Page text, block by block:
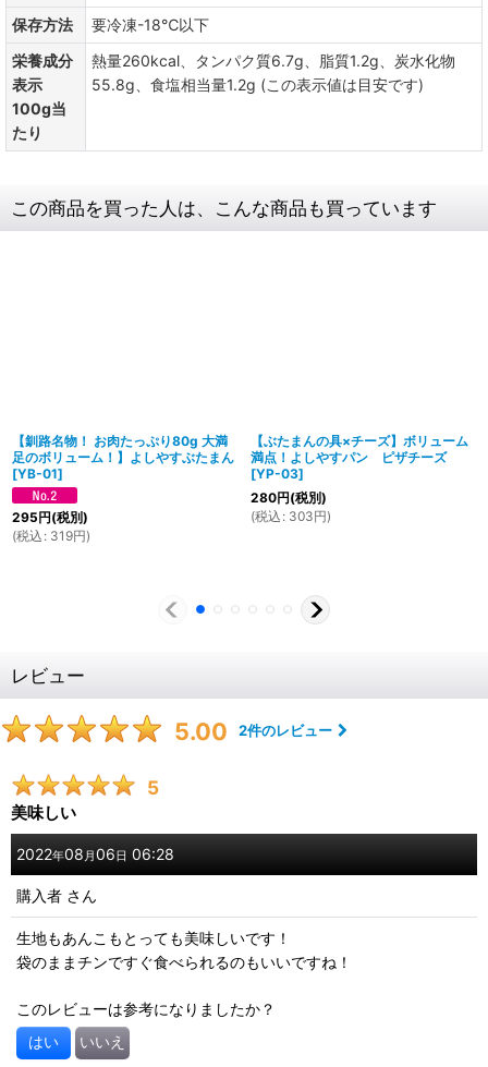
保存方法
要冷凍-18℃以下
栄養成分
表示
100g当
たり
熱量260kcal、タンパク質6.7g、脂質1.2g、炭水化物
55.8g、食塩相当量1.2g (この表示値は目安です)
この商品を買った人は、こんな商品も買っています
【釧路名物！ お肉たっぷり80g 大満
足のボリューム！】よしやすぶたまん
[YB-01]
295円(税別)
(税込 : 319円)
【ぶたまんの具×チーズ】ボリューム
満点！よしやすパン ピザチーズ
[YP-03]
280円(税別)
(税込 : 303円)
レビュー
5.00 2件のレビュー
5
美味しい
2022年08 月06日 06:28
購入者 さん
生地もあんこもとっても美味しいです！
袋のままチンですぐ食べられるのもいいですね！
このレビューは参考になりましたか？
はい いいえ